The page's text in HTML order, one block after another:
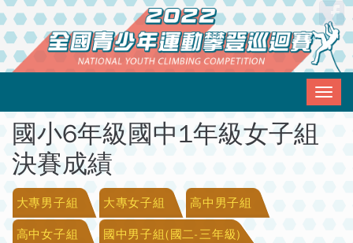
移至主內容
Login
with
國小6年級國中1年級女子組
決賽成績